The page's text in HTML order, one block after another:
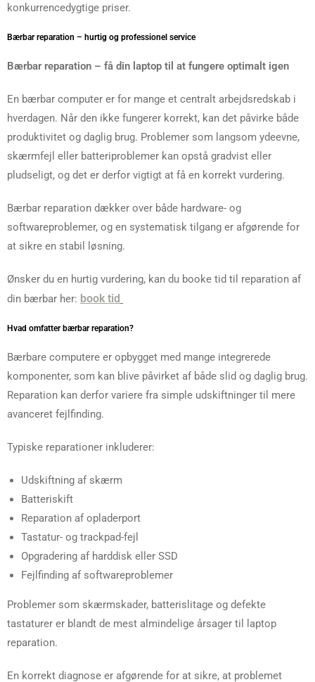
konkurrencedygtige priser.
Bærbar reparation – hurtig og professionel service
Bærbar reparation – få din laptop til at fungere optimalt igen
En bærbar computer er for mange et centralt arbejdsredskab i
hverdagen. Når den ikke fungerer korrekt, kan det påvirke både
produktivitet og daglig brug. Problemer som langsom ydeevne,
skærmfejl eller batteriproblemer kan opstå gradvist eller
pludseligt, og det er derfor vigtigt at få en korrekt vurdering.
Bærbar reparation dækker over både hardware- og
softwareproblemer, og en systematisk tilgang er afgørende for
at sikre en stabil løsning.
Ønsker du en hurtig vurdering, kan du booke tid til reparation af
din bærbar her: book tid
Hvad omfatter bærbar reparation?
Bærbare computere er opbygget med mange integrerede
komponenter, som kan blive påvirket af både slid og daglig brug.
Reparation kan derfor variere fra simple udskiftninger til mere
avanceret fejlfinding.
Typiske reparationer inkluderer:
Udskiftning af skærm
Batteriskift
Reparation af opladerport
Tastatur- og trackpad-fejl
Opgradering af harddisk eller SSD
Fejlfinding af softwareproblemer
Problemer som skærmskader, batterislitage og defekte
tastaturer er blandt de mest almindelige årsager til laptop
reparation.
En korrekt diagnose er afgørende for at sikre, at problemet